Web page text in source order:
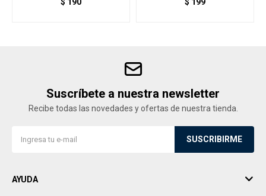
Suscríbete a nuestra newsletter
Recibe todas las novedades y ofertas de nuestra tienda.
SUSCRIBIRME
AYUDA